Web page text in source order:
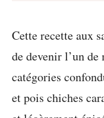
Cette recette aux
de devenir l’un de
catégories
et pois chiches